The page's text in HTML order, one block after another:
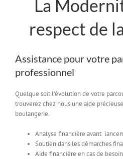
La
respect de
Assistance pour votre
professionnel
Quelque soit l’évolution de votre
trouverez chez nous une aide
boulangerie.
Analyse financière avant
Soutien dans les démarches
Aide financière en cas de